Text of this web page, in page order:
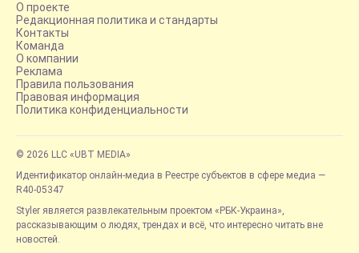
О проекте
Редакционная политика и стандарты
Контакты
Команда
О компании
Реклама
Правила пользования
Правовая информация
Политика конфиденциальности
© 2026 LLC «UBT MEDIA»
Идентификатор онлайн-медиа в Реестре субъектов в сфере медиа —
R40-05347
Styler является развлекательным проектом «РБК-Украина»,
рассказывающим о людях, трендах и всё, что интересно читать вне
новостей.